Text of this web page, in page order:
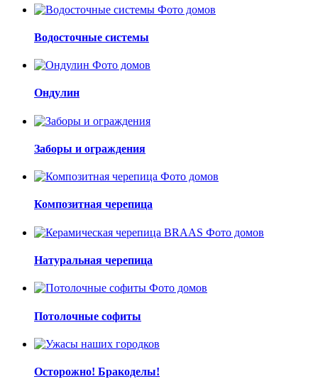
Водосточные системы
Ондулин
Заборы и ограждения
Композитная черепица
Натуральная черепица
Потолочные софиты
Осторожно! Бракоделы!